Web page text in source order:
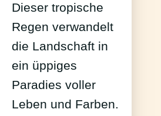
Dieser tropische
Regen verwandelt
die Landschaft in
ein üppiges
Paradies voller
Leben und Farben.